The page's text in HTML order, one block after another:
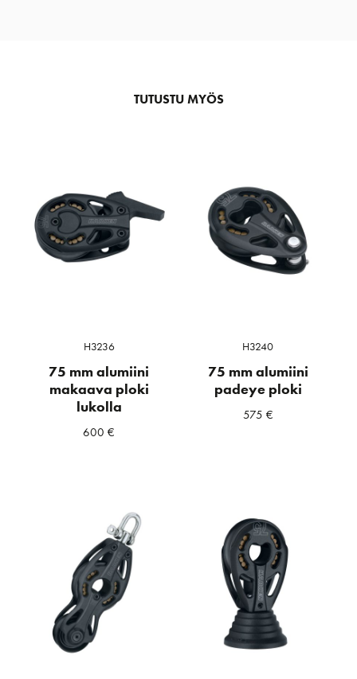
TUTUSTU MYÖS
H3236
75 mm alumiini
makaava ploki
lukolla
600€
H3240
75 mm alumiini
padeye ploki
575 €